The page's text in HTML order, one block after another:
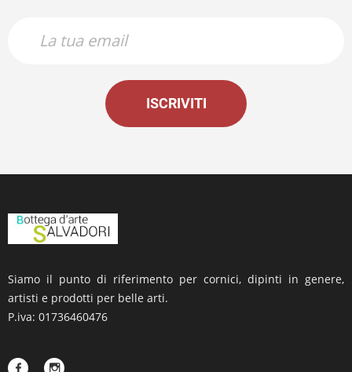
ISCRIVITI
Siamo il punto di riferimento per cornici, dipinti in genere,
artisti e prodotti per belle arti.
P.iva: 01736460476